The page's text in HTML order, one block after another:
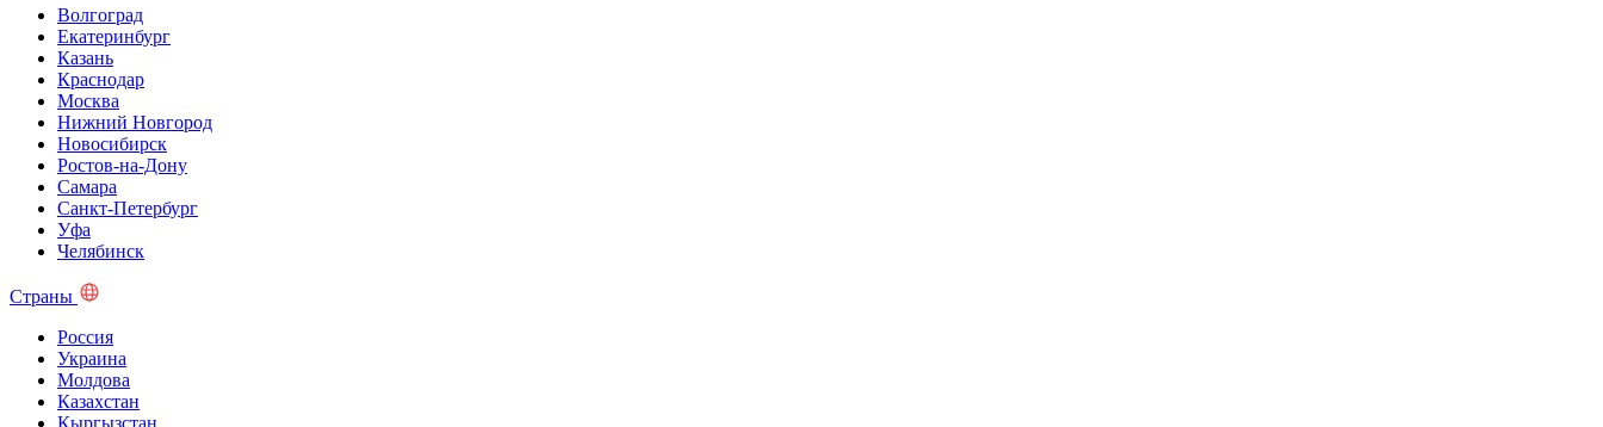
Волгоград
Екатеринбург
Казань
Краснодар
Москва
Нижний Новгород
Новосибирск
Ростов-на-Дону
Самара
Санкт-Петербург
Уфа
Челябинск
Страны
Россия
Украина
Молдова
Казахстан